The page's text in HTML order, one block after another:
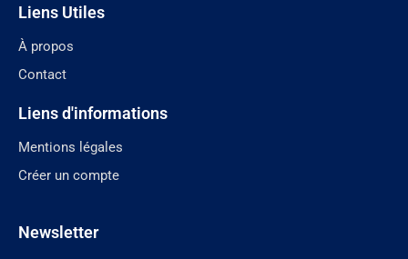
Liens Utiles
À propos
Contact
Liens d'informations
Mentions légales
Créer un compte
Newsletter